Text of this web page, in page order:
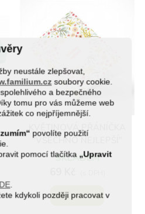
neustále zlepšovat,
soubory cookie.
a bezpečného
tomu pro vás můžeme web
co nejpříjemnější.
povolíte použití
pomocí tlačítka „Upravit
.
kdykoli později pracovat v
KVĚTINOVÁ PŘÁNÍČKA
"VŠECHNO NEJLEPŠÍ"
SKLADEM
Zobrazit